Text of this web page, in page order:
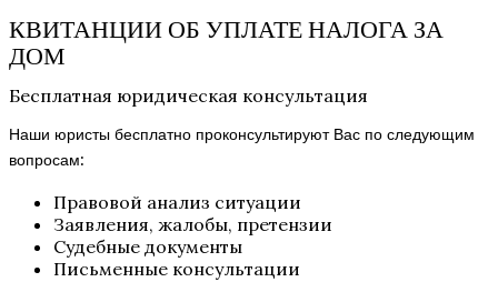
КВИТАНЦИИ ОБ УПЛАТЕ НАЛОГА ЗА
ДОМ
Бесплатная юридическая консультация
Наши юристы бесплатно проконсультируют Вас по следующим
вопросам:
Правовой анализ ситуации
Заявления, жалобы, претензии
Судебные документы
Письменные консультации